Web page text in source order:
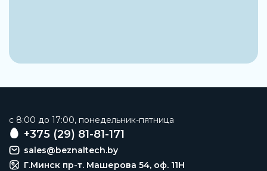
c 8:00 до 17:00, понедельник-пятница
+375 (29) 81-81-171
sales@beznaltech.by
Г.Минск пр-т. Машерова 54, оф. 11H